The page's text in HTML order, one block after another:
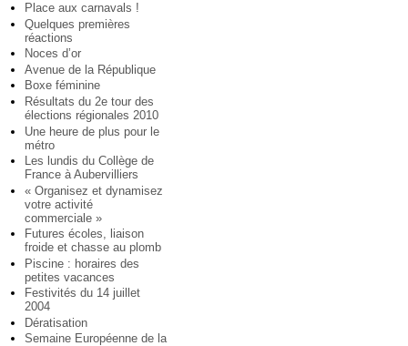
Place aux carnavals !
Quelques premières
réactions
Noces d’or
Avenue de la République
Boxe féminine
Résultats du 2e tour des
élections régionales 2010
Une heure de plus pour le
métro
Les lundis du Collège de
France à Aubervilliers
« Organisez et dynamisez
votre activité
commerciale »
Futures écoles, liaison
froide et chasse au plomb
Piscine : horaires des
petites vacances
Festivités du 14 juillet
2004
Dératisation
Semaine Européenne de la